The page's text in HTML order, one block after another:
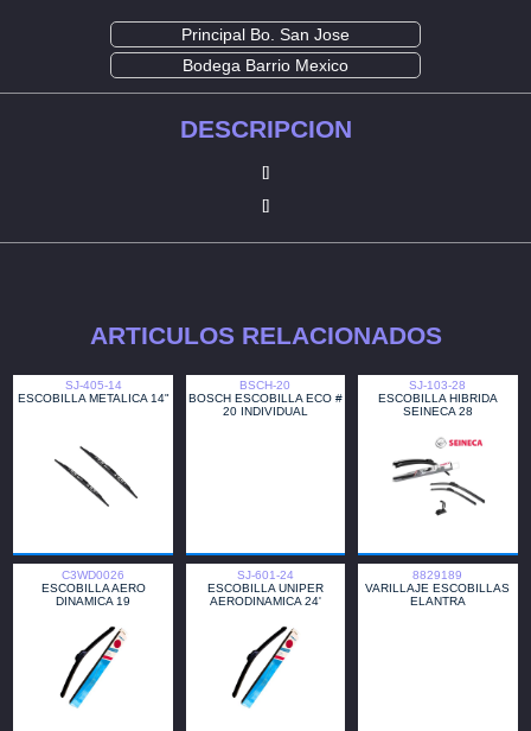
Principal Bo. San Jose
Bodega Barrio Mexico
DESCRIPCION
[]
[]
ARTICULOS RELACIONADOS